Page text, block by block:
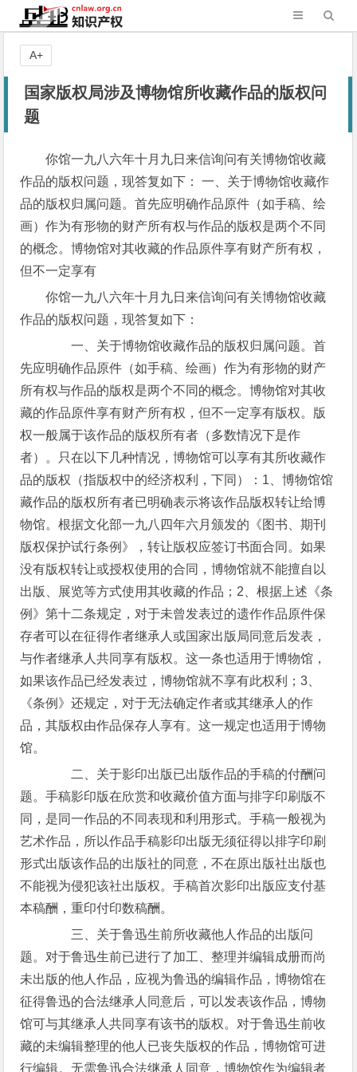
国家版权局涉及博物馆所收藏作品的版权问
题
你馆一九八六年十月九日来信询问有关博物馆收藏
作品的版权问题，现答复如下： 一、关于博物馆收藏作
品的版权归属问题。首先应明确作品原件（如手稿、绘
画）作为有形物的财产所有权与作品的版权是两个不同
的概念。博物馆对其收藏的作品原件享有财产所有权，
但不一定享有
你馆一九八六年十月九日来信询问有关博物馆收藏
作品的版权问题，现答复如下：
一、关于博物馆收藏作品的版权归属问题。首
先应明确作品原件（如手稿、绘画）作为有形物的财产
所有权与作品的版权是两个不同的概念。博物馆对其收
藏的作品原件享有财产所有权，但不一定享有版权。版
权一般属于该作品的版权所有者（多数情况下是作
者）。只在以下几种情况，博物馆可以享有其所收藏作
品的版权（指版权中的经济权利，下同）：1、博物馆馆
藏作品的版权所有者已明确表示将该作品版权转让给博
物馆。根据文化部一九八四年六月颁发的《图书、期刊
版权保护试行条例》，转让版权应签订书面合同。如果
没有版权转让或授权使用的合同，博物馆就不能擅自以
出版、展览等方式使用其收藏的作品；2、根据上述《条
例》第十二条规定，对于未曾发表过的遗作作品原件保
存者可以在征得作者继承人或国家出版局同意后发表，
与作者继承人共同享有版权。这一条也适用于博物馆，
如果该作品已经发表过，博物馆就不享有此权利；3、
《条例》还规定，对于无法确定作者或其继承人的作
品，其版权由作品保存人享有。这一规定也适用于博物
馆。
二、关于影印出版已出版作品的手稿的付酬问
题。手稿影印版在欣赏和收藏价值方面与排字印刷版不
同，是同一作品的不同表现和利用形式。手稿一般视为
艺术作品，所以作品手稿影印出版无须征得以排字印刷
形式出版该作品的出版社的同意，不在原出版社出版也
不能视为侵犯该社出版权。手稿首次影印出版应支付基
本稿酬，重印付印数稿酬。
三、关于鲁迅生前所收藏他人作品的出版问
题。对于鲁迅生前已进行了加工、整理并编辑成册而尚
未出版的他人作品，应视为鲁迅的编辑作品，博物馆在
征得鲁迅的合法继承人同意后，可以发表该作品，博物
馆可与其继承人共同享有该书的版权。对于鲁迅生前收
藏的未编辑整理的他人已丧失版权的作品，博物馆可进
行编辑。无需鲁迅合法继承人同意，博物馆作为编辑者
A+